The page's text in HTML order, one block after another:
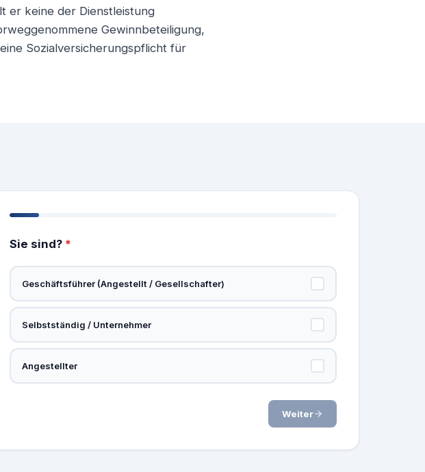
er keine der Dienstleistung
Gewinnbeteiligung,
Sozialversicherungspflicht für
Sie sind? *
Geschäftsführer (Angestellt / Gesellschafter)
Selbstständig / Unternehmer
Angestellter
Weiter